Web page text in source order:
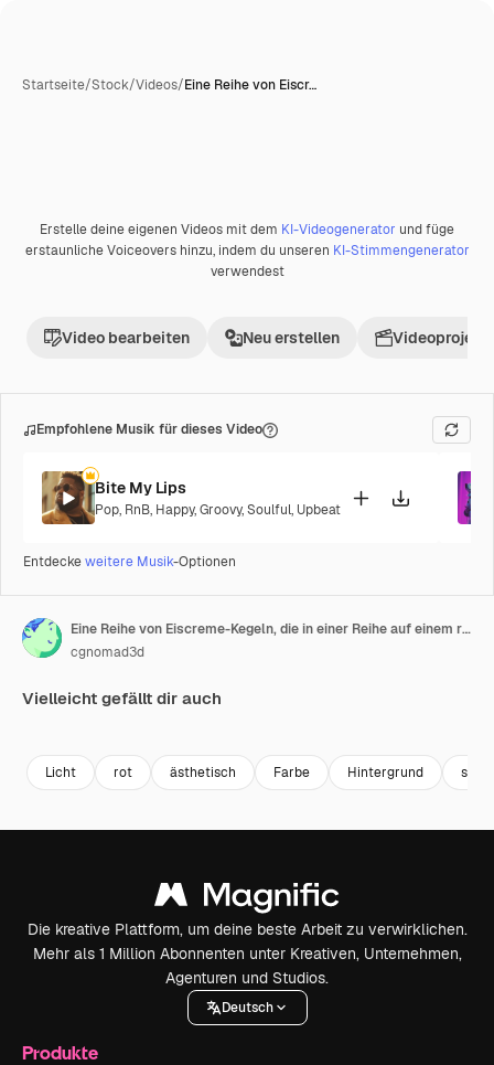
Startseite/Stock/Videos/Eine Reihe von Eiscr…
PremiumKI-generiert
Erstelle deine eigenen Videos mit dem KI-Videogenerator und füge
erstaunliche Voiceovers hinzu, indem du unseren KI-Stimmengenerator
verwendest
Video bearbeiten Neu erstellen Videoprojekt
Empfohlene Musik für dieses Video
Bite My Lips
Pop, RnB, Happy,Groovy,Soulful, Upbeat
Entdeckeweitere Musik-Optionen
Eine Reihe von Eiscreme-Kegeln, die in einer Reihe auf einem rosa Hintergrund angeordnet sind
cgnomad3d
Vielleicht gefällt dir auch
Licht rot ästhetisch Farbe Hintergrund
Die kreative Plattform, um deine beste Arbeit zu verwirklichen.
Mehr als 1 Million Abonnenten unter Kreativen, Unternehmen,
Agenturen und Studios.
Deutsch
Produkte